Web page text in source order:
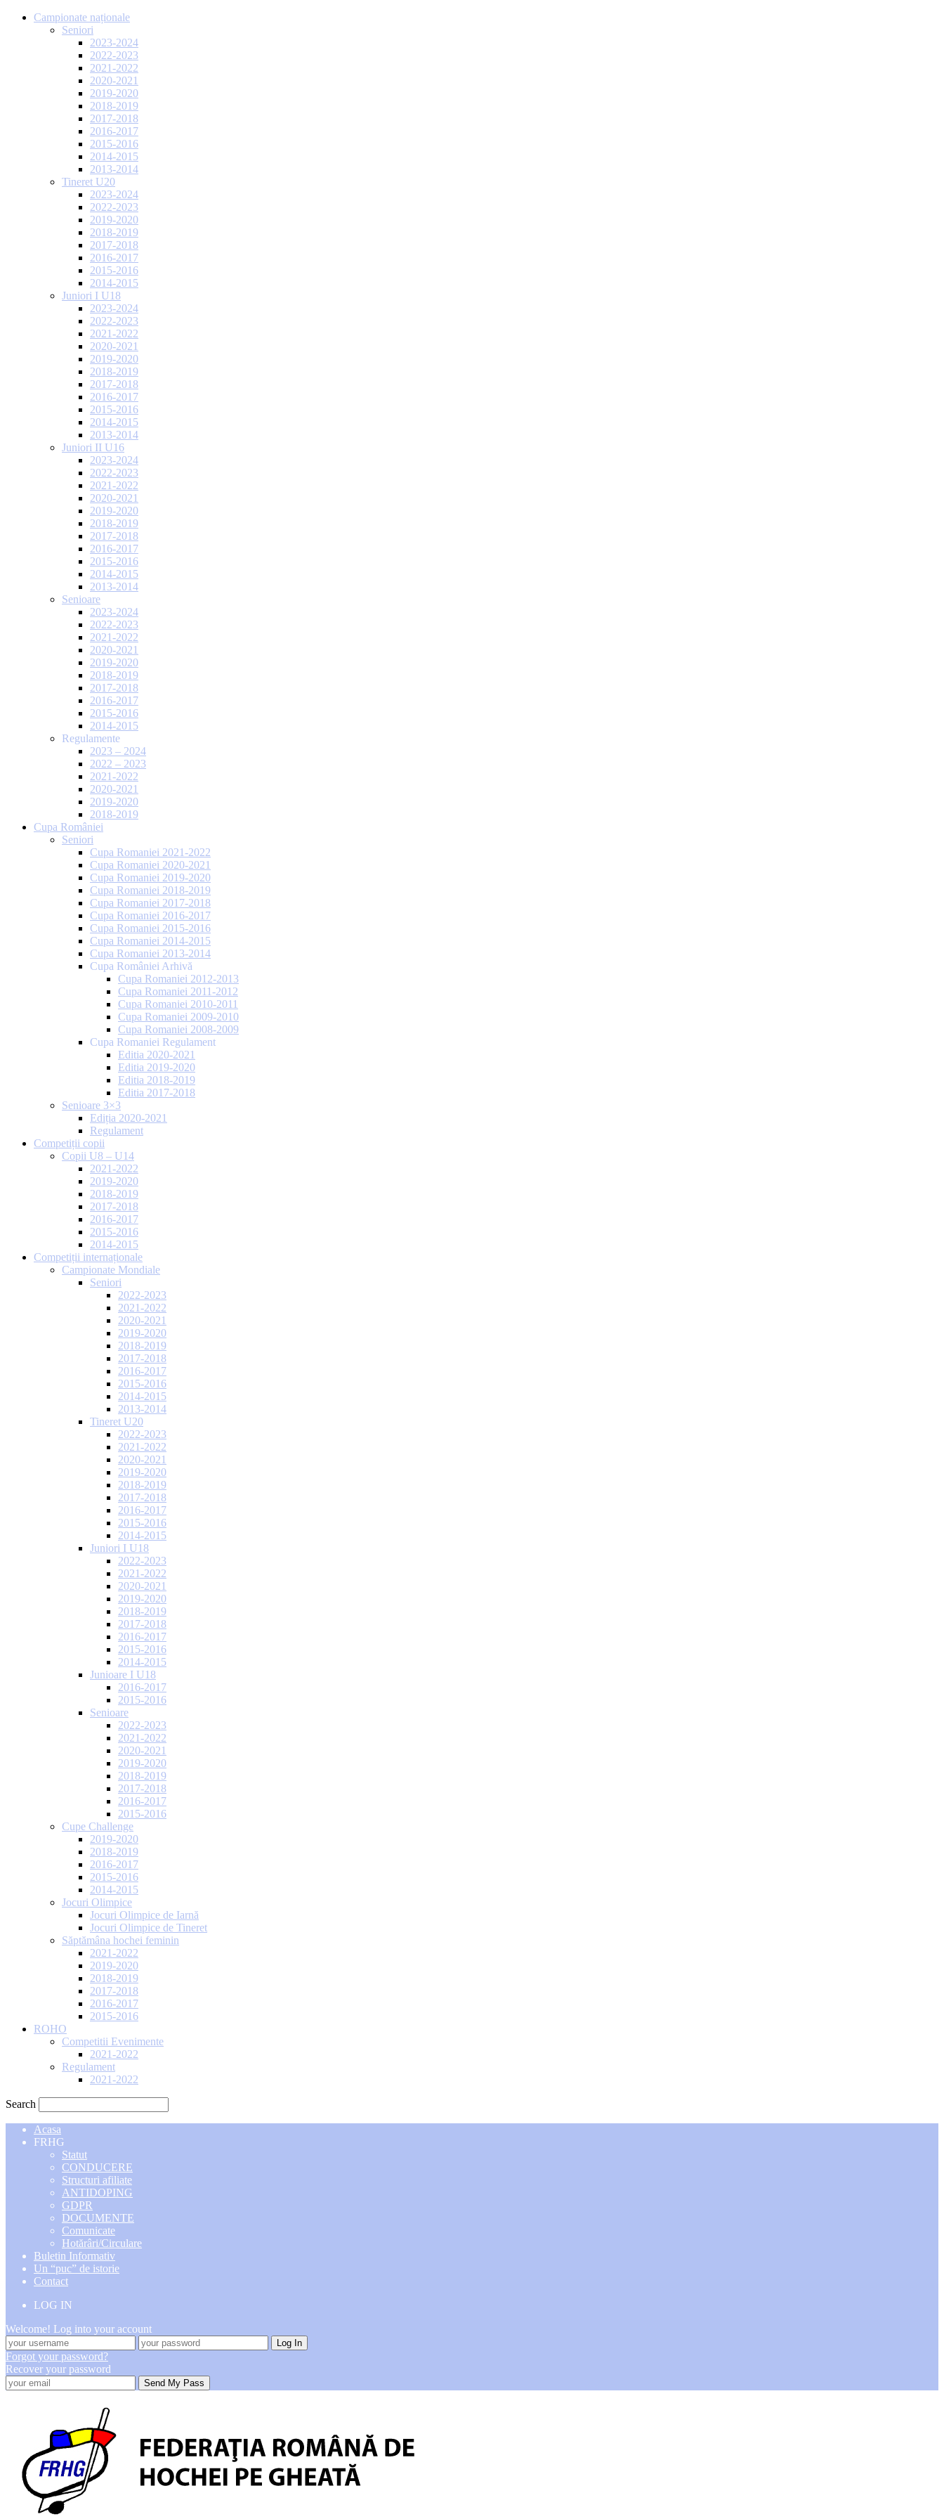
Campionate naționale
Seniori
2023-2024
2022-2023
2021-2022
2020-2021
2019-2020
2018-2019
2017-2018
2016-2017
2015-2016
2014-2015
2013-2014
Tineret U20
2023-2024
2022-2023
2019-2020
2018-2019
2017-2018
2016-2017
2015-2016
2014-2015
Juniori I U18
2023-2024
2022-2023
2021-2022
2020-2021
2019-2020
2018-2019
2017-2018
2016-2017
2015-2016
2014-2015
2013-2014
Juniori II U16
2023-2024
2022-2023
2021-2022
2020-2021
2019-2020
2018-2019
2017-2018
2016-2017
2015-2016
2014-2015
2013-2014
Senioare
2023-2024
2022-2023
2021-2022
2020-2021
2019-2020
2018-2019
2017-2018
2016-2017
2015-2016
2014-2015
Regulamente
2023 – 2024
2022 – 2023
2021-2022
2020-2021
2019-2020
2018-2019
Cupa României
Seniori
Cupa Romaniei 2021-2022
Cupa Romaniei 2020-2021
Cupa Romaniei 2019-2020
Cupa Romaniei 2018-2019
Cupa Romaniei 2017-2018
Cupa Romaniei 2016-2017
Cupa Romaniei 2015-2016
Cupa Romaniei 2014-2015
Cupa Romaniei 2013-2014
Cupa României Arhivă
Cupa Romaniei 2012-2013
Cupa Romaniei 2011-2012
Cupa Romaniei 2010-2011
Cupa Romaniei 2009-2010
Cupa Romaniei 2008-2009
Cupa Romaniei Regulament
Editia 2020-2021
Editia 2019-2020
Editia 2018-2019
Editia 2017-2018
Senioare 3×3
Ediția 2020-2021
Regulament
Competiții copii
Copii U8 – U14
2021-2022
2019-2020
2018-2019
2017-2018
2016-2017
2015-2016
2014-2015
Competiții internaționale
Campionate Mondiale
Seniori
2022-2023
2021-2022
2020-2021
2019-2020
2018-2019
2017-2018
2016-2017
2015-2016
2014-2015
2013-2014
Tineret U20
2022-2023
2021-2022
2020-2021
2019-2020
2018-2019
2017-2018
2016-2017
2015-2016
2014-2015
Juniori I U18
2022-2023
2021-2022
2020-2021
2019-2020
2018-2019
2017-2018
2016-2017
2015-2016
2014-2015
Junioare I U18
2016-2017
2015-2016
Senioare
2022-2023
2021-2022
2020-2021
2019-2020
2018-2019
2017-2018
2016-2017
2015-2016
Cupe Challenge
2019-2020
2018-2019
2016-2017
2015-2016
2014-2015
Jocuri Olimpice
Jocuri Olimpice de Iarnă
Jocuri Olimpice de Tineret
Săptămâna hochei feminin
2021-2022
2019-2020
2018-2019
2017-2018
2016-2017
2015-2016
ROHO
Competitii Evenimente
2021-2022
Regulament
2021-2022
Search
Acasa
FRHG
Statut
CONDUCERE
Structuri afiliate
ANTIDOPING
GDPR
DOCUMENTE
Comunicate
Hotărâri/Circulare
Buletin Informativ
Un “puc” de istorie
Contact
LOG IN
Welcome! Log into your account
Forgot your password?
Recover your password